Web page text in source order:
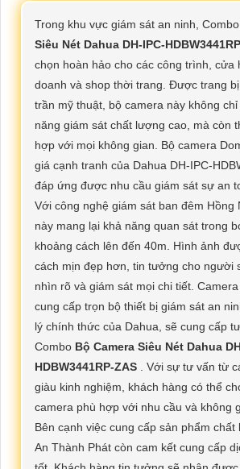
Trong khu vực giám sát an ninh, Combo
Siêu Nét Dahua DH-IPC-
chọn hoàn hảo cho các công trình, cửa
doanh và shop thời trang. Được trang
trần mỹ thuật, bộ camera này không
năng giám sát chất lượng cao, mà còn
hợp với mọi không gian. Bộ camera
giá cạnh tranh của Dahua DH-IPC-
đáp ứng được nhu cầu giám sát sự an
Với công nghệ giám sát ban đêm Hồng
này mang lại khả năng quan sát trong
khoảng cách lên đến 40m. Hình ảnh
cách mịn đẹp hơn, tin tưởng cho người
nhìn rõ và giám sát mọi chi tiết.
cung cấp trọn bộ thiết bị giám sát an
lý chính thức của Dahua, sẽ cung cấp
Combo Bộ Camera Siêu Nét Dahua
HDBW3441RP-ZAS . Với sự tư vấn từ
giàu kinh nghiệm, khách hàng có thể
camera phù hợp với nhu cầu và không
Bên cạnh việc cung cấp sản phẩm
An Thành Phát còn cam kết cung cấp